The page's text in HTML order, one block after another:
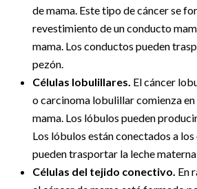
de mama. Este tipo de cáncer se
revestimiento de un conducto
mama. Los conductos pueden
pezón.
Células lobulillares. El cáncer
o carcinoma lobulillar comienza
mama. Los lóbulos pueden
Los lóbulos están conectados a
pueden trasportar la leche
Células del tejido conectivo. En